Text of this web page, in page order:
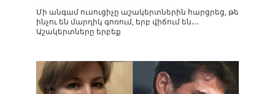
Մի անգամ ուսուցիչը աշակերտներին հարցրեց, թե
ինչու են մարդիկ գոռում, երբ վիճում են․․․
Աշակերտները երբեք